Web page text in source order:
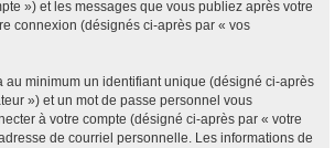
») et les messages que vous publiez après votre
connexion (désignés ci-après par « vos
au minimum un identifiant unique (désigné ci-après
») et un mot de passe personnel vous
à votre compte (désigné ci-après par « votre
de courriel personnelle. Les informations de